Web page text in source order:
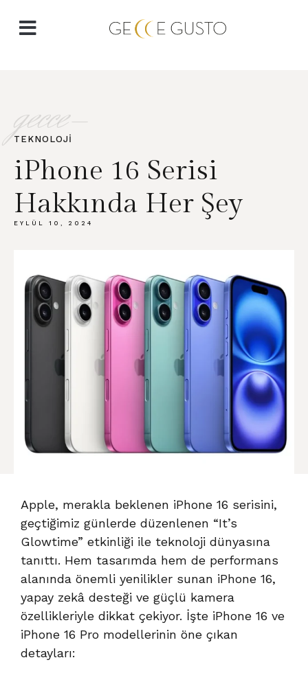
gecce-
TEKNOLOJI
iPhone 16 Serisi
Hakkında Her Şey
EYLÜL 10, 2024
Apple, merakla beklenen iPhone 16 serisini,
geçtiğimiz günlerde düzenlenen “It’s
Glowtime” etkinliği ile teknoloji dünyasına
tanıttı. Hem tasarımda hem de performans
alanında önemli yenilikler sunan iPhone 16,
yapay zekâ desteği ve güçlü kamera
özellikleriyle dikkat çekiyor. İşte iPhone 16 ve
iPhone 16 Pro modellerinin öne çıkan
detayları: